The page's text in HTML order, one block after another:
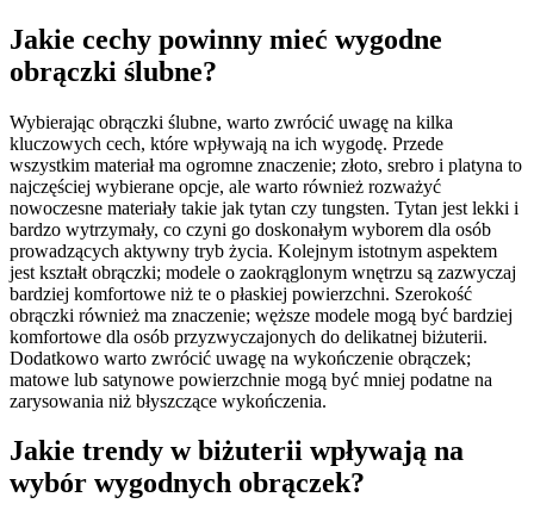
Jakie cechy powinny mieć wygodne
obrączki ślubne?
Wybierając obrączki ślubne, warto zwrócić uwagę na kilka
kluczowych cech, które wpływają na ich wygodę. Przede
wszystkim materiał ma ogromne znaczenie; złoto, srebro i platyna to
najczęściej wybierane opcje, ale warto również rozważyć
nowoczesne materiały takie jak tytan czy tungsten. Tytan jest lekki i
bardzo wytrzymały, co czyni go doskonałym wyborem dla osób
prowadzących aktywny tryb życia. Kolejnym istotnym aspektem
jest kształt obrączki; modele o zaokrąglonym wnętrzu są zazwyczaj
bardziej komfortowe niż te o płaskiej powierzchni. Szerokość
obrączki również ma znaczenie; węższe modele mogą być bardziej
komfortowe dla osób przyzwyczajonych do delikatnej biżuterii.
Dodatkowo warto zwrócić uwagę na wykończenie obrączek;
matowe lub satynowe powierzchnie mogą być mniej podatne na
zarysowania niż błyszczące wykończenia.
Jakie trendy w biżuterii wpływają na
wybór wygodnych obrączek?